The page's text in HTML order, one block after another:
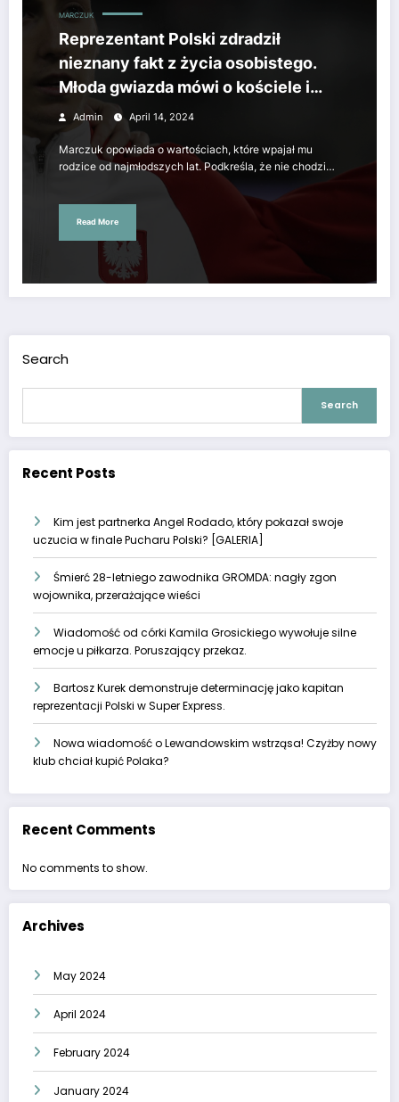
MARCZUK
Reprezentant Polski zdradził
nieznany fakt z życia osobistego.
Młoda gwiazda mówi o kościele i
religii
Admin April 14, 2024
Marczuk opowiada o wartościach, które wpajał mu
rodzice od najmłodszych lat. Podkreśla, że nie chodzi…
Read More
Search
Search
Recent Posts
Kim jest partnerka Angel Rodado, który pokazał swoje
uczucia w finale Pucharu Polski? [GALERIA]
Śmierć 28-letniego zawodnika GROMDA: nagły zgon
wojownika, przerażające wieści
Wiadomość od córki Kamila Grosickiego wywołuje silne
emocje u piłkarza. Poruszający przekaz.
Bartosz Kurek demonstruje determinację jako kapitan
reprezentacji Polski w Super Express.
Nowa wiadomość o Lewandowskim wstrząsa! Czyżby nowy
klub chciał kupić Polaka?
Recent Comments
No comments to show.
Archives
May 2024
April 2024
February 2024
January 2024